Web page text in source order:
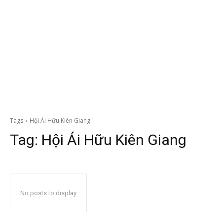
Tags Hội Ái Hữu Kiên Giang
Tag: Hội Ái Hữu Kiên Giang
No posts to display